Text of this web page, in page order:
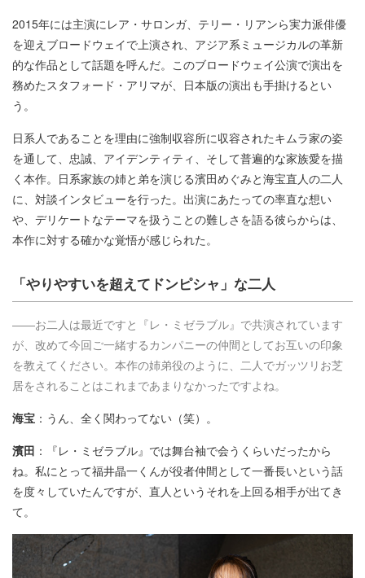
2015年には主演にレア・サロンガ、テリー・リアンら実力派俳優
を迎えブロードウェイで上演され、アジア系ミュージカルの革新
的な作品として話題を呼んだ。このブロードウェイ公演で演出を
務めたスタフォード・アリマが、日本版の演出も手掛けるとい
う。
日系人であることを理由に強制収容所に収容されたキムラ家の姿
を通して、忠誠、アイデンティティ、そして普遍的な家族愛を描
く本作。日系家族の姉と弟を演じる濱田めぐみと海宝直人の二人
に、対談インタビューを行った。出演にあたっての率直な想い
や、デリケートなテーマを扱うことの難しさを語る彼らからは、
本作に対する確かな覚悟が感じられた。
「やりやすいを超えてドンピシャ」な二人
――お二人は最近ですと『レ・ミゼラブル』で共演されています
が、改めて今回ご一緒するカンパニーの仲間としてお互いの印象
を教えてください。本作の姉弟役のように、二人でガッツリお芝
居をされることはこれまであまりなかったですよね。
海宝 ：うん、全く関わってない（笑）。
濱田 ：『レ・ミゼラブル』では舞台袖で会うくらいだったから
ね。私にとって福井晶一くんが役者仲間として一番長いという話
を度々していたんですが、直人というそれを上回る相手が出てき
て。